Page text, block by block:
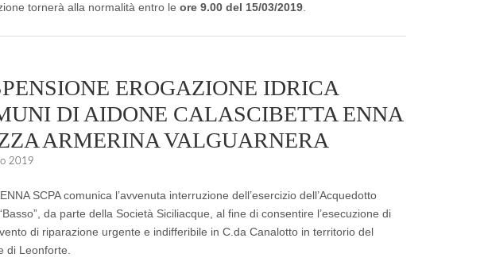
tornerà alla normalità entro le ore 9.00 del 15/03/2019
EROGAZIONE IDRICA
DI AIDONE CALASCIBETTA ENNA
ARMERINA VALGUARNERA
2019
SCPA comunica l’avvenuta interruzione dell’esercizio dell’Acquedotto
da parte della Società Siciliacque, al fine di consentire l’esecuzione di
di riparazione urgente e indifferibile in C.da Canalotto in territorio del
di Leonforte.